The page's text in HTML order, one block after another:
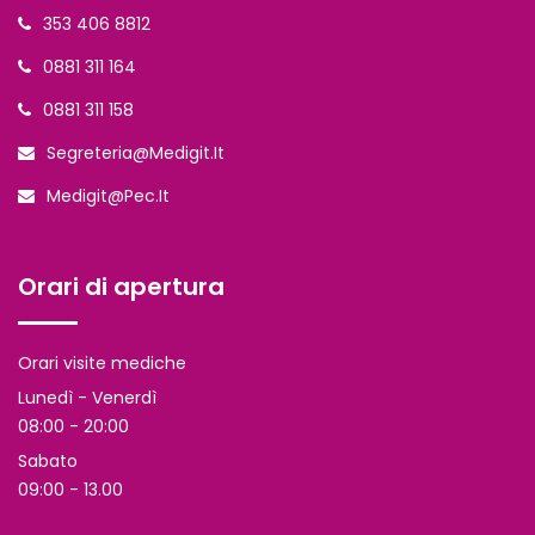
353 406 8812
0881 311 164
0881 311 158
Segreteria@medigit.it
Medigit@pec.it
Orari di apertura
Orari visite mediche
Lunedì - Venerdì
08:00 - 20:00
Sabato
09:00 - 13.00